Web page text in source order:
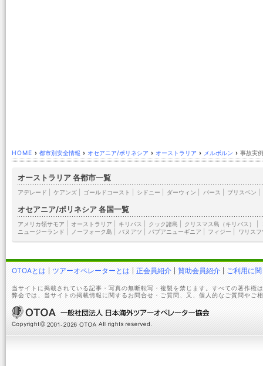
HOME › 都市別安全情報 › オセアニア/ポリネシア › オーストラリア › メルボルン › 事故実
オーストラリア 各都市一覧
アデレード ケアンズ ゴールドコースト シドニー ダーウィン パース ブリスベン
オセアニア/ポリネシア 各国一覧
アメリカ領サモア オーストラリア キリバス クック諸島 クリスマス島（キリバス）
ニュージーランド
ノーフォーク島 バヌアツ パプアニューギニア フィジー ワリス
OTOAとは ツアーオペレーターとは 正会員紹介 賛助会員紹介 ご利用に
当サイトに掲載されている記事・写真の無断転写・複製を禁じます。すべての著作権
弊会では、当サイトの掲載情報に関するお問合せ・ご質問、又、個人的なご質問やご